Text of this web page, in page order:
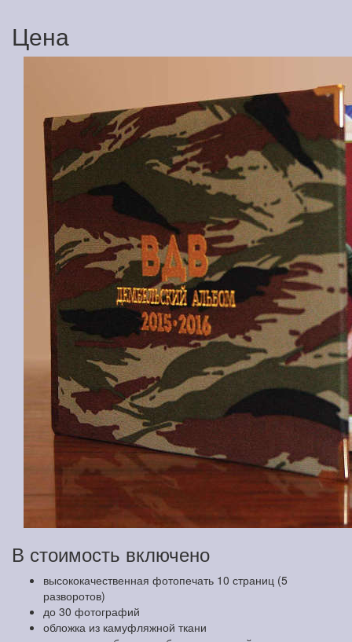
Цена
В стоимость включено
высококачественная фотопечать 10 страниц (5
разворотов)
до 30 фотографий
обложка из камуфляжной ткани